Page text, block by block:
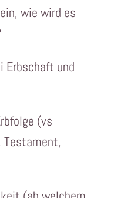
wie wird es
Erbschaft und
(vs
Testament,